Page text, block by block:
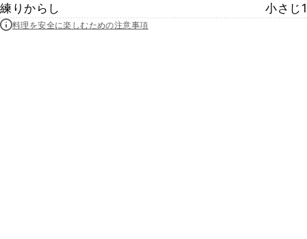
練りからし
小さじ1
料理を安全に楽しむための注意事項